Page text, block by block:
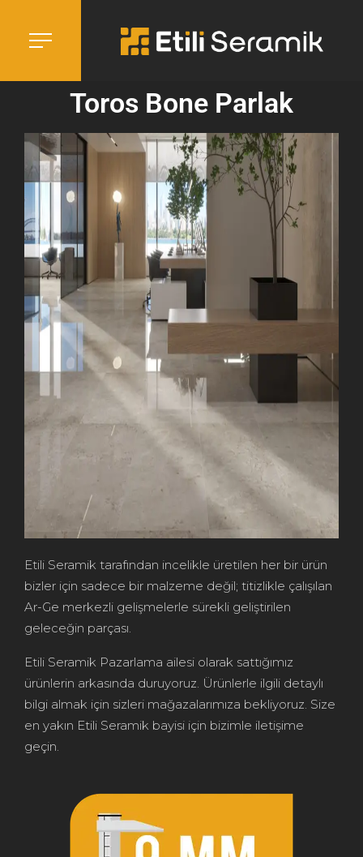
Toros Bone Parlak
Etili Seramik tarafından incelikle üretilen her bir ürün
bizler için sadece bir malzeme değil; titizlikle çalışılan
Ar-Ge merkezli gelişmelerle sürekli geliştirilen
geleceğin parçası.
Etili Seramik Pazarlama ailesi olarak sattığımız
ürünlerin arkasında duruyoruz. Ürünlerle ilgili detaylı
bilgi almak için sizleri mağazalarımıza bekliyoruz. Size
en yakın Etili Seramik bayisi için bizimle iletişime
geçin.